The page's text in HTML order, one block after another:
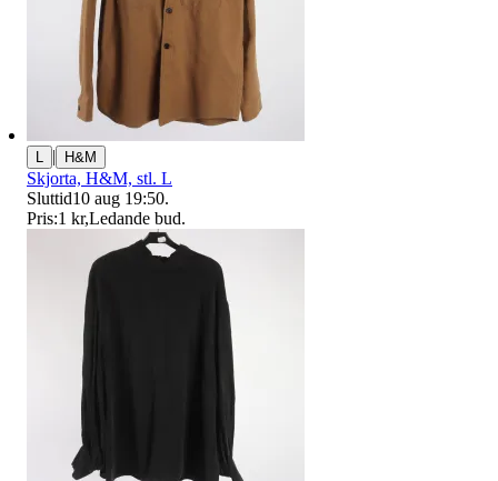
L | H&M
Skjorta, H&M, stl. L
Sluttid10 aug 19:50.
Pris:1 kr,Ledande bud.